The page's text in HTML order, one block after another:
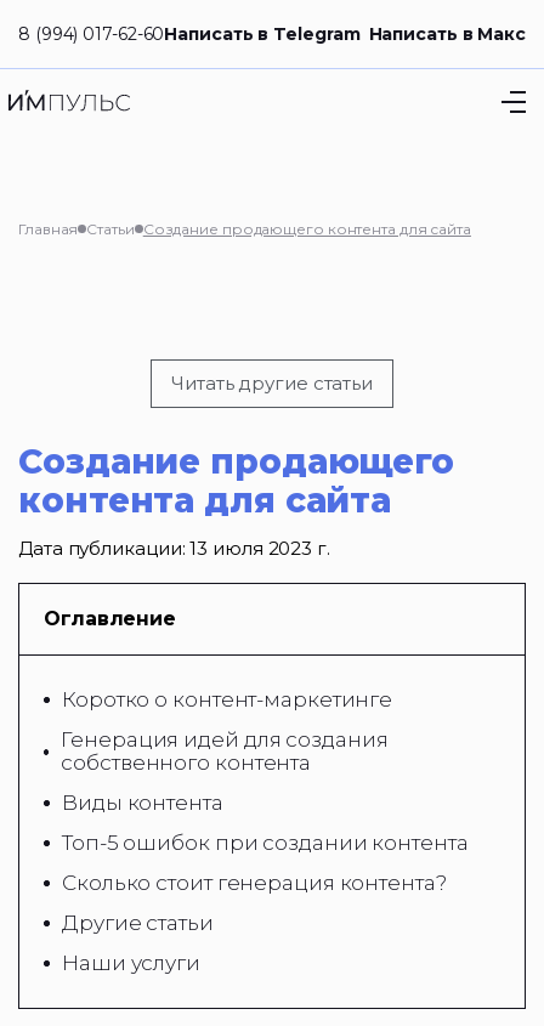
8 (994) 017-62-60Написать в Telegram Написать в Макс
Главная Статьи Создание продающего контента для сайта
Читать другие статьи
Создание продающего
контента для сайта
Дата публикации:13 июля 2023 г.
Оглавление
Коротко о контент-маркетинге
Генерация идей для создания
собственного контента
Виды контента
Топ-5 ошибок при создании контента
Сколько стоит генерация контента?
Другие статьи
Наши услуги